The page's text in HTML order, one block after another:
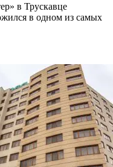
в Трускавце
в одном из самых